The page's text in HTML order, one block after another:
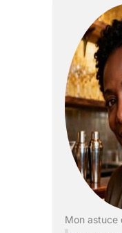
Mon astuce